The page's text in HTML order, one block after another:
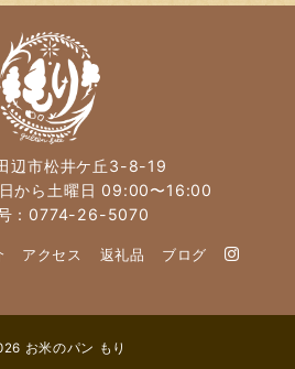
辺市松井ケ丘3-8-19
から土曜日 09:00〜16:00
：0774-26-5070
アクセス 返礼品 ブログ
お米のパン もり